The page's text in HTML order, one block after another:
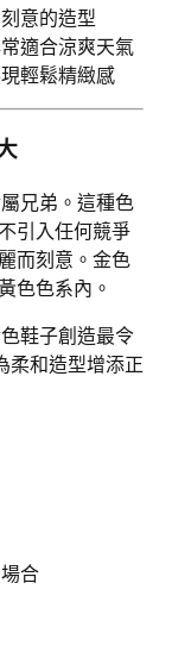
意的造型
適合涼爽天氣
輕鬆精緻感
兄弟。這種色
引入任何競爭
而刻意。金色
色色系內。
鞋子創造最令
柔和造型增添正
合